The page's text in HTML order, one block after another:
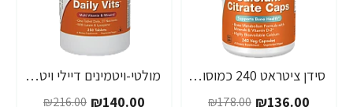
סידן ציטראט 240 כמוסות - מבית NOW FOODS
₪136.00
₪178.00
מולטי-ויטמינים דיילי ויטס 250 טבליות - מבית NOW FOODS
₪140.00
₪216.00